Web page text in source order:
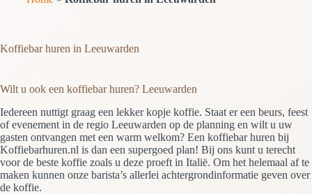
Koffiebar huren in Leeuwarden
Wilt u ook een koffiebar huren? Leeuwarden
Iedereen nuttigt graag een lekker kopje koffie. Staat er een beurs, feest
of evenement in de regio Leeuwarden op de planning en wilt u uw
gasten ontvangen met een warm welkom? Een koffiebar huren bij
Koffiebarhuren.nl is dan een supergoed plan! Bij ons kunt u terecht
voor de beste koffie zoals u deze proeft in Italië. Om het helemaal af te
maken kunnen onze barista’s allerlei achtergrondinformatie geven over
de koffie.